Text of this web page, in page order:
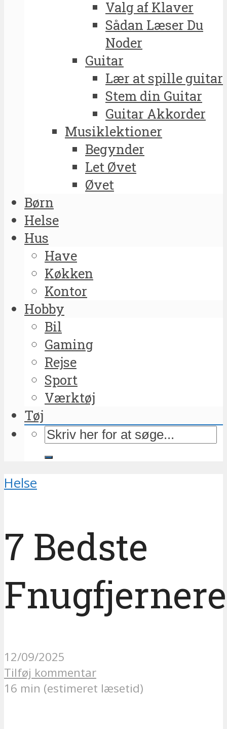
Valg af Klaver
Sådan Læser Du
Noder
Guitar
Lær at spille guitar
Stem din Guitar
Guitar Akkorder
Musiklektioner
Begynder
Let Øvet
Øvet
Børn
Helse
Hus
Have
Køkken
Kontor
Hobby
Bil
Gaming
Rejse
Sport
Værktøj
Tøj
Helse
7 Bedste
Fnugfjernere
12/09/2025
Tilføj kommentar
16 min (estimeret læsetid)